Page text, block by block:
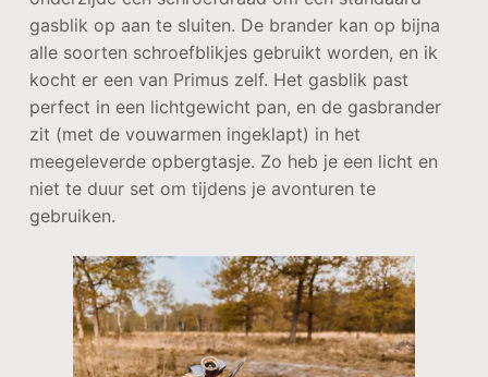
gasblik op aan te sluiten. De brander kan op bijna
alle soorten schroefblikjes gebruikt worden, en ik
kocht er een van Primus zelf. Het gasblik past
perfect in een lichtgewicht pan, en de gasbrander
zit (met de vouwarmen ingeklapt) in het
meegeleverde opbergtasje. Zo heb je een licht en
niet te duur set om tijdens je avonturen te
gebruiken.